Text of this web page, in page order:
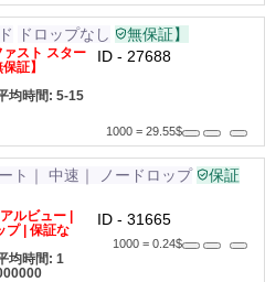
ドロップなし 無保証】
スト スター
証】
均時間: 5-15
ID - 27688
1000 = 29.55$
ト｜ 中速｜ ノードロップ
保証
ルビュー |
プ | 保証な
均時間: 1
ID - 31665
1000 = 0.24$